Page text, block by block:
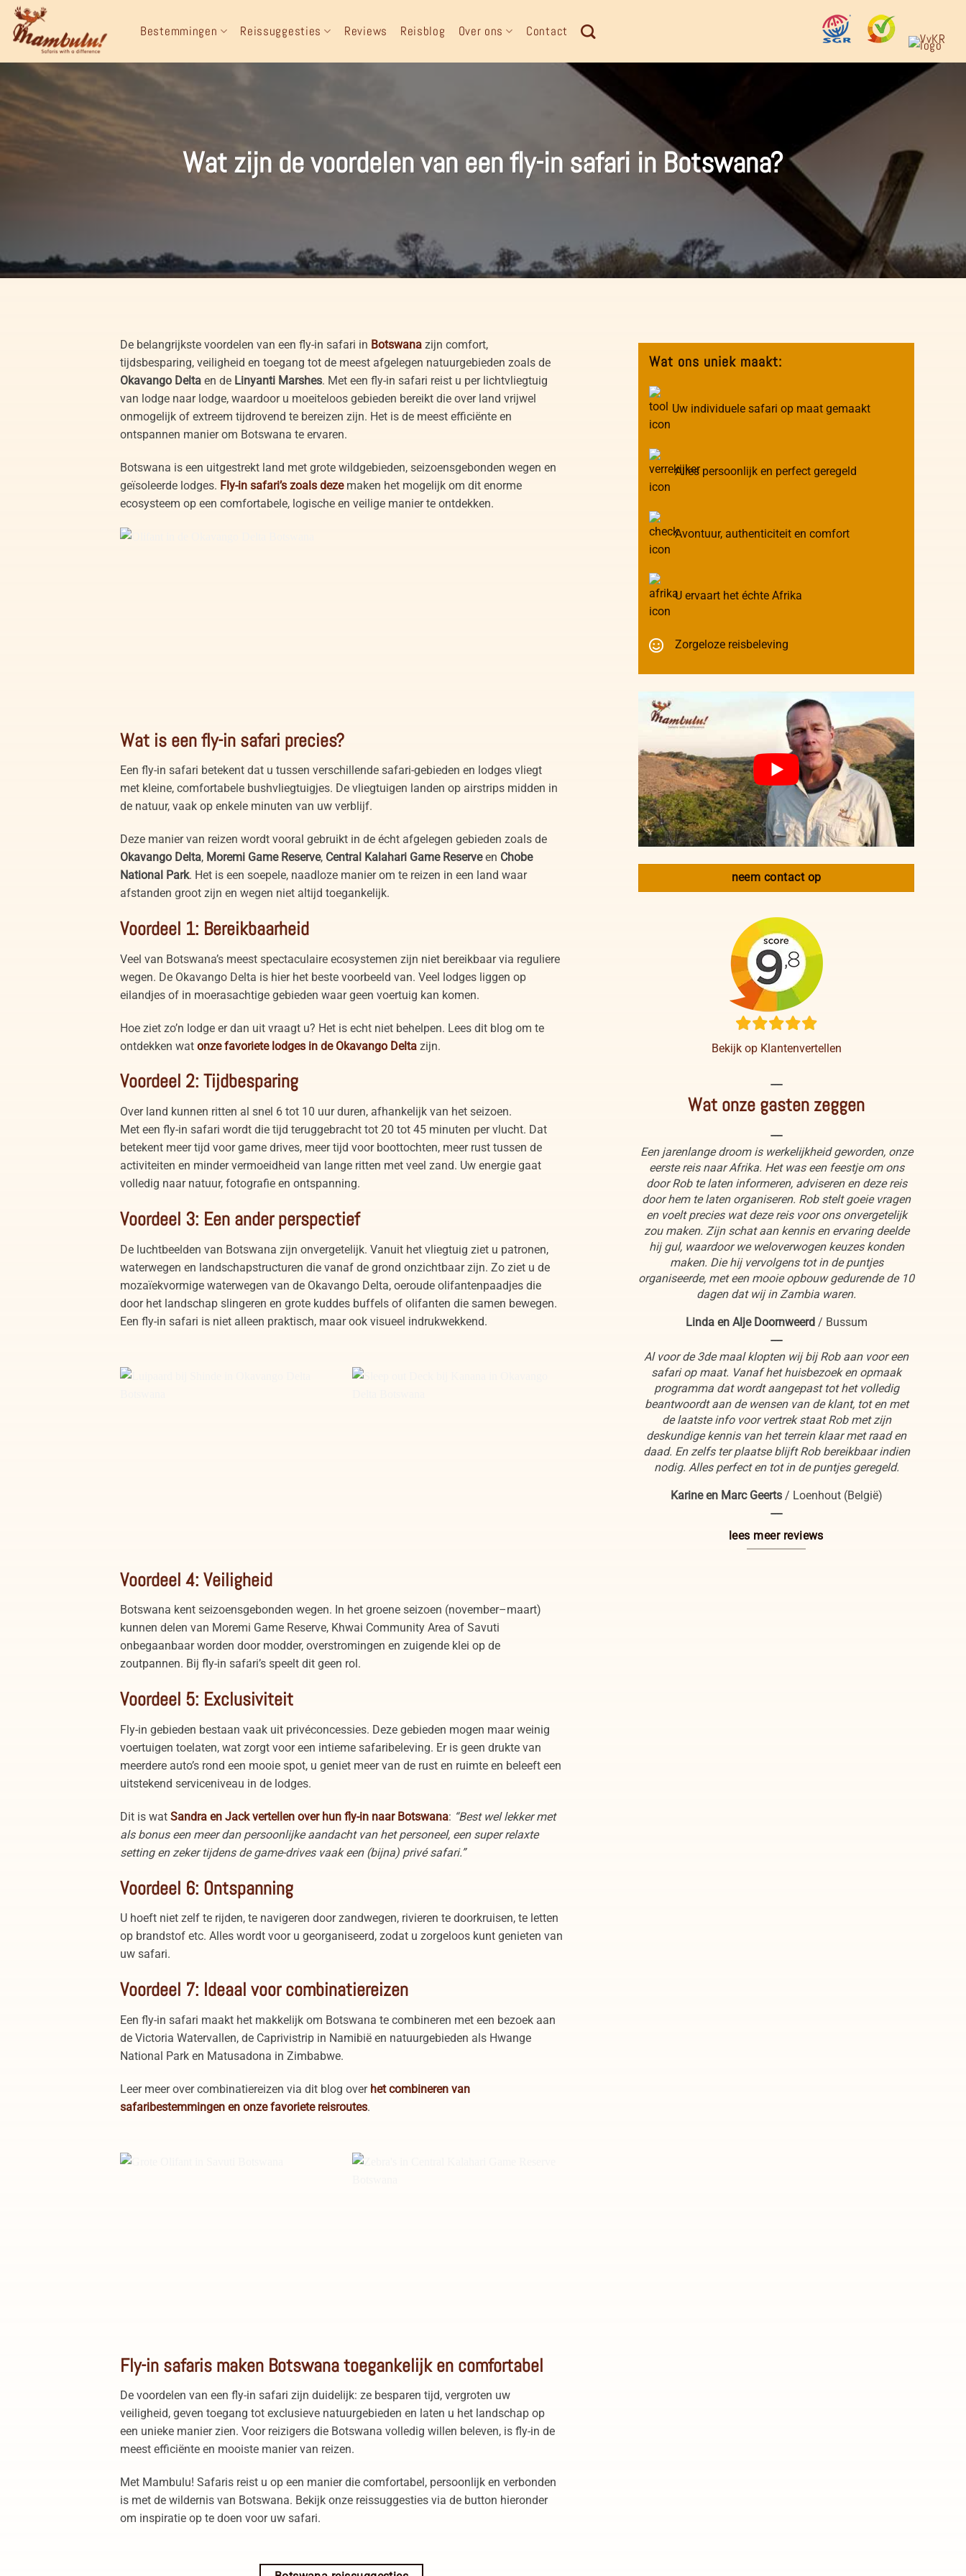
naar
inhoud
Bestemmingen Reissuggesties Reviews Reisblog Over ons Contact
Wat zijn de voordelen van een fly-in safari in Botswana?
De belangrijkste voordelen van een fly-in safari in Botswanazijn comfort,
tijdsbesparing, veiligheid en toegang tot de meest afgelegen natuurgebieden zoals de
Okavango Deltaen de Linyanti Marshes. Met een fly-in safari reist u per lichtvliegtuig
van lodge naar lodge, waardoor u moeiteloos gebieden bereikt die over land vrijwel
onmogelijk of extreem tijdrovend te bereizen zijn. Het is de meest efficiënte en
ontspannen manier om Botswana te ervaren.
Botswana is een uitgestrekt land met grote wildgebieden, seizoensgebonden wegen en
geïsoleerde lodges. Fly-in safari’s zoals dezemaken het mogelijk om dit enorme
ecosysteem op een comfortabele, logische en veilige manier te ontdekken.
Wat is een fly-in safari precies?
Een fly-in safari betekent dat u tussen verschillende safari-gebieden en lodges vliegt
met kleine, comfortabele bushvliegtuigjes. De vliegtuigen landen op airstrips midden in
de natuur, vaak op enkele minuten van uw verblijf.
Deze manier van reizen wordt vooral gebruikt in de écht afgelegen gebieden zoals de
Okavango Delta, Moremi Game Reserve, Central Kalahari Game Reserveen Chobe
National Park. Het is een soepele, naadloze manier om te reizen in een land waar
afstanden groot zijn en wegen niet altijd toegankelijk.
Voordeel 1: Bereikbaarheid
Veel van Botswana’s meest spectaculaire ecosystemen zijn niet bereikbaar via reguliere
wegen. De Okavango Delta is hier het beste voorbeeld van. Veel lodges liggen op
eilandjes of in moerasachtige gebieden waar geen voertuig kan komen.
Hoe ziet zo’n lodge er dan uit vraagt u? Het is echt niet behelpen. Lees dit blog om te
ontdekken watonze favoriete lodges in de Okavango Deltazijn.
Voordeel 2: Tijdbesparing
Over land kunnen ritten al snel 6 tot 10 uur duren, afhankelijk van het seizoen.
Met een fly-in safari wordt die tijd teruggebracht tot 20 tot 45 minuten per vlucht. Dat
betekent meer tijd voor game drives, meer tijd voor boottochten, meer rust tussen de
activiteiten en minder vermoeidheid van lange ritten met veel zand. Uw energie gaat
volledig naar natuur, fotografie en ontspanning.
Voordeel 3: Een ander perspectief
De luchtbeelden van Botswana zijn onvergetelijk. Vanuit het vliegtuig ziet u patronen,
waterwegen en landschapstructuren die vanaf de grond onzichtbaar zijn. Zo ziet u de
mozaïekvormige waterwegen van de Okavango Delta, oeroude olifantenpaadjes die
door het landschap slingeren en grote kuddes buffels of olifanten die samen bewegen.
Een fly-in safari is niet alleen praktisch, maar ook visueel indrukwekkend.
Botswana
Voordeel 4: Veiligheid
Botswana kent seizoensgebonden wegen. In het groene seizoen (november–maart)
kunnen delen van Moremi Game Reserve, Khwai Community Area of Savuti
onbegaanbaar worden door modder, overstromingen en zuigende klei op de
zoutpannen. Bij fly-in safari’s speelt dit geen rol.
Voordeel 5: Exclusiviteit
Fly-in gebieden bestaan vaak uit privéconcessies. Deze gebieden mogen maar weinig
voertuigen toelaten, wat zorgt voor een intieme safaribeleving. Er is geen drukte van
meerdere auto’s rond een mooie spot, u geniet meer van de rust en ruimte en beleeft een
uitstekend serviceniveau in de lodges.
Dit is wat Sandra en Jack vertellen over hun fly-in naar Botswana: “Best wel lekker met
als bonus een meer dan persoonlijke aandacht van het personeel, een super relaxte
setting en zeker tijdens de game-drives vaak een (bijna) privé safari.”
Voordeel 6: Ontspanning
U hoeft niet zelf te rijden, te navigeren door zandwegen, rivieren te doorkruisen, te letten
op brandstof etc. Alles wordt voor u georganiseerd, zodat u zorgeloos kunt genieten van
uw safari.
Voordeel 7: Ideaal voor combinatiereizen
Een fly-in safari maakt het makkelijk om Botswana te combineren met een bezoek aan
de Victoria Watervallen, de Caprivistrip in Namibië en natuurgebieden als Hwange
National Park en Matusadona in Zimbabwe.
Leer meer over combinatiereizen via dit blog over het combineren van
safaribestemmingen en onze favoriete reisroutes.
Botswana
Fly-in safaris maken Botswana toegankelijk en comfortabel
De voordelen van een fly-in safari zijn duidelijk: ze besparen tijd, vergroten uw
veiligheid, geven toegang tot exclusieve natuurgebieden en laten u het landschap op
een unieke manier zien. Voor reizigers die Botswana volledig willen beleven, is fly-in de
meest efficiënte en mooiste manier van reizen.
Met Mambulu! Safaris reist u op een manier die comfortabel, persoonlijk en verbonden
is met de wildernis van Botswana. Bekijk onze reissuggesties via de button hieronder
om inspiratie op te doen voor uw safari.
Wat ons uniek maakt:
Uw individuele safari op maat gemaakt
Alles persoonlijk en perfect geregeld
Avontuur, authenticiteit en comfort
U ervaart het échte Afrika
Zorgeloze reisbeleving
neem contact op
Bekijk op Klantenvertellen
----
Wat onze gasten zeggen
----
Een jarenlange droom is werkelijkheid geworden, onze
eerste reis naar Afrika. Het was een feestje om ons
door Rob te laten informeren, adviseren en deze reis
door hem te laten organiseren. Rob stelt goeie vragen
en voelt precies wat deze reis voor ons onvergetelijk
zou maken. Zijn schat aan kennis en ervaring deelde
hij gul, waardoor we weloverwogen keuzes konden
maken. Die hij vervolgens tot in de puntjes
organiseerde, met een mooie opbouw gedurende de 10
dagen dat wij in Zambia waren.
Linda en Alje Doornweerd / Bussum
----
Al voor de 3de maal klopten wij bij Rob aan voor een
safari op maat. Vanaf het huisbezoek en opmaak
programma dat wordt aangepast tot het volledig
beantwoordt aan de wensen van de klant, tot en met
de laatste info voor vertrek staat Rob met zijn
deskundige kennis van het terrein klaar met raad en
daad. En zelfs ter plaatse blijft Rob bereikbaar indien
nodig. Alles perfect en tot in de puntjes geregeld.
Karine en Marc Geerts / Loenhout (België)
----
lees meer reviews